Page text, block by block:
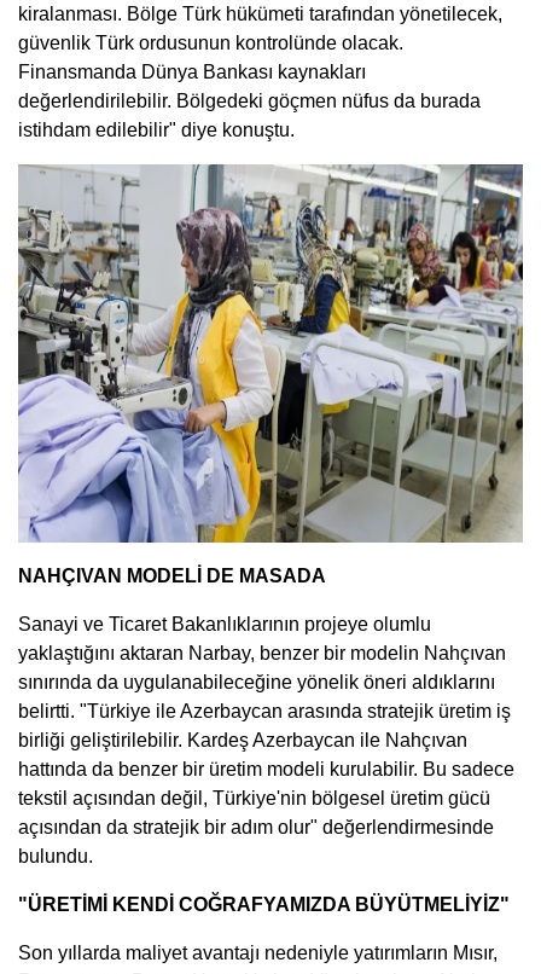
kiralanması. Bölge Türk hükümeti tarafından yönetilecek,
güvenlik Türk ordusunun kontrolünde olacak.
Finansmanda Dünya Bankası kaynakları
değerlendirilebilir. Bölgedeki göçmen nüfus da burada
istihdam edilebilir" diye konuştu.
NAHÇIVAN MODELİ DE MASADA
Sanayi ve Ticaret Bakanlıklarının projeye olumlu
yaklaştığını aktaran Narbay, benzer bir modelin Nahçıvan
sınırında da uygulanabileceğine yönelik öneri aldıklarını
belirtti. "Türkiye ile Azerbaycan arasında stratejik üretim iş
birliği geliştirilebilir. Kardeş Azerbaycan ile Nahçıvan
hattında da benzer bir üretim modeli kurulabilir. Bu sadece
tekstil açısından değil, Türkiye'nin bölgesel üretim gücü
açısından da stratejik bir adım olur" değerlendirmesinde
bulundu.
"ÜRETİMİ KENDİ COĞRAFYAMIZDA BÜYÜTMELİYİZ"
Son yıllarda maliyet avantajı nedeniyle yatırımların Mısır,